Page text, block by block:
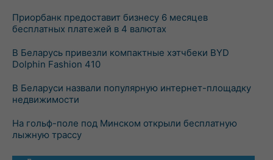
Приорбанк предоставит бизнесу 6 месяцев
бесплатных платежей в 4 валютах
В Беларусь привезли компактные хэтчбеки BYD
Dolphin Fashion 410
В Беларуси назвали популярную интернет-площадку
недвижимости
На гольф-поле под Минском открыли бесплатную
лыжную трассу